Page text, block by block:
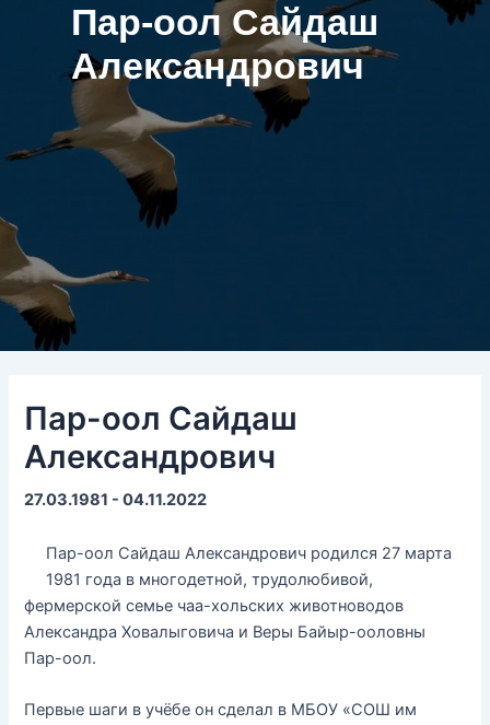
Пар-оол Сайдаш
Александрович
Пар-оол Сайдаш
Александрович
27.03.1981 - 04.11.2022
Пар-оол Сайдаш Александрович родился 27 марта
1981 года в многодетной, трудолюбивой,
фермерской семье чаа-хольских животноводов
Александра Ховалыговича и Веры Байыр-ооловны
Пар-оол.
Первые шаги в учёбе он сделал в МБОУ «СОШ им